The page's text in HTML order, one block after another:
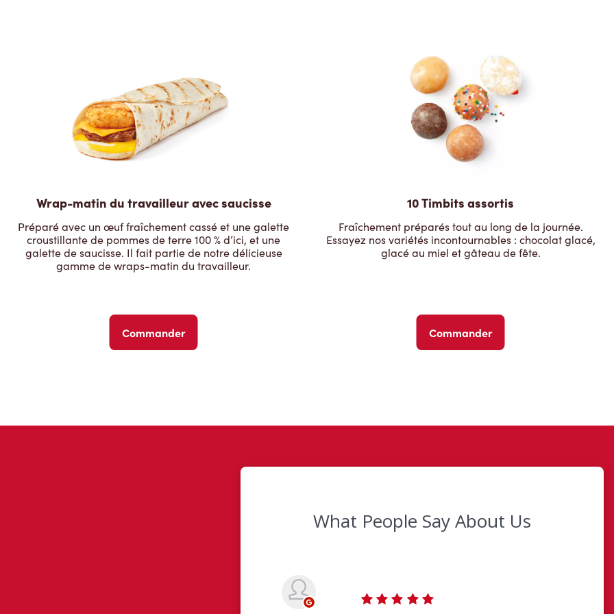
Wrap-matin du travailleur avec saucisse
Préparé avec un œuf fraîchement cassé et une galette
croustillante de pommes de terre 100 % d’ici, et une
galette de saucisse. Il fait partie de notre délicieuse
gamme de wraps-matin du travailleur.
Commander
10 Timbits assortis
Fraîchement préparés tout au long de la journée.
Essayez nos variétés incontournables : chocolat glacé,
glacé au miel et gâteau de fête.
Commander